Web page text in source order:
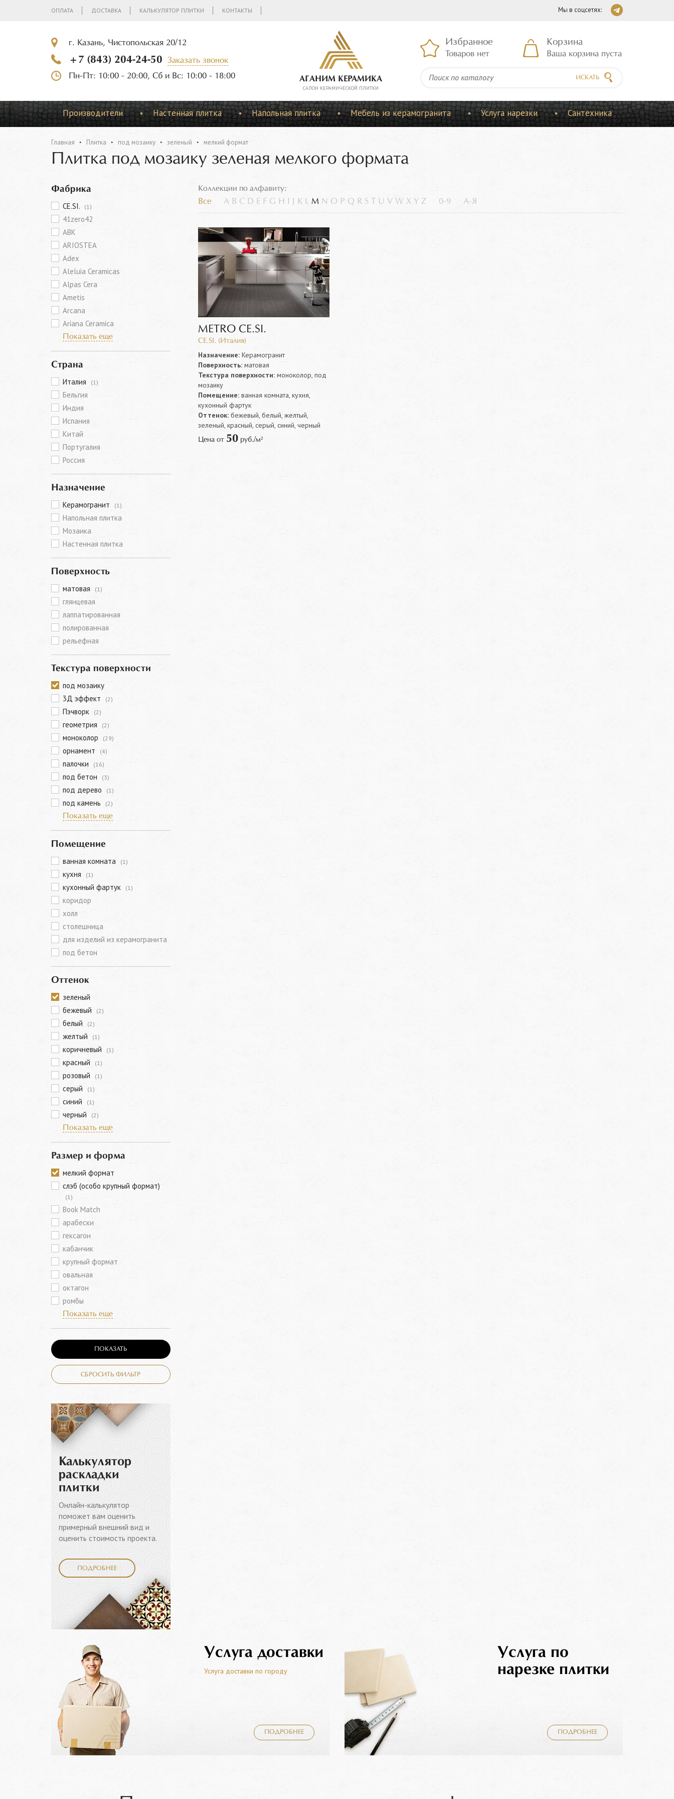
ОПЛАТА ДОСТАВКА КАЛЬКУЛЯТОР ПЛИТКИ КОНТАКТЫ Мы в соцсетях:
г. Казань, Чистопольская 20/12
+7 (843) 204-24-50
Заказать звонок
Пн-Пт: 10:00 - 20:00, Сб и Вс: 10:00 - 18:00
АГАНИМ КЕРАМИКА
CАЛОН КЕРАМИЧЕСКОЙ ПЛИТКИ
Избранное
Товаров нет
Корзина
Ваша корзина пуста
ИСКАТЬ
Производители Настенная плитка Напольная плитка Мебель из керамогранита Услуга нарезки Сантехника
Главная Плитка под мозаику зеленый мелкий формат
Плитка под мозаику зеленая мелкого формата
Фабрика
CE.SI. (1)
41zero42
ABK
ARIOSTEA
Adex
Aleluia Ceramicas
Alpas Cera
Ametis
Arcana
Ariana Ceramica
Показать еще
Страна
Италия (1)
Бельгия
Индия
Испания
Китай
Португалия
Россия
Назначение
Керамогранит (1)
Напольная плитка
Мозаика
Настенная плитка
Поверхность
матовая (1)
глянцевая
лаппатированная
полированная
рельефная
Текстура поверхности
под мозаику
3Д эффект
(2)
Пэчворк (2)
геометрия (2)
моноколор (29)
орнамент (4)
палочки (16)
под бетон (3)
под дерево (1)
под камень
(2)
Показать еще
Помещение
ванная комната (1)
кухня (1)
кухонный фартук (1)
коридор
холл
столешница
для изделий из керамогранита
под бетон
Оттенок
зеленый
бежевый
(2)
белый (2)
желтый (1)
коричневый (1)
красный (1)
розовый (1)
серый (1)
синий (1)
черный
(2)
Показать еще
Размер и форма
мелкий формат
слэб (особо крупный формат)
(1)
Book Match
арабески
гексагон
кабанчик
крупный формат
овальная
октагон
ромбы
Показать еще
ПОКАЗАТЬ
СБРОСИТЬ ФИЛЬТР
Калькулятор
раскладки
плитки
Онлайн-калькулятор
поможет вам оценить
примерный внешний вид и
оценить стоимость проекта.
ПОДРОБНЕЕ
Коллекции по алфавиту:
Все A B C D E F G H K L M N O P Q R S U V W X Y Z 0-9 А-Я
METRO CE.SI.
CE.SI. (Италия)
Назначение:Керамогранит
Поверхность:матовая
Текстура поверхности:моноколор, под
мозаику
Помещение:ванная комната, кухня,
кухонный фартук
Оттенок:бежевый, белый, желтый,
зеленый, красный, серый, синий, черный
Цена от 50руб./м²
Услуга доставки
Услуга доставки по городу
ПОДРОБНЕЕ
Услуга по
нарезке плитки
ПОДРОБНЕЕ